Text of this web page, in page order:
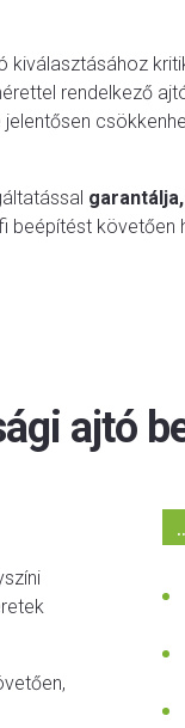
kiválasztásához
rendelkező
beépítést követően
ajtó